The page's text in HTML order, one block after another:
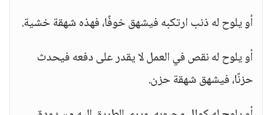
أو يلوح له ذنب ارتكبه فيشهق خوفًا، فهذه شهقة خشية.
أو يلوح له نقص في العمل لا يقدر على دفعه فيحدث
حزنًا، فيشهق شهقة حزن.